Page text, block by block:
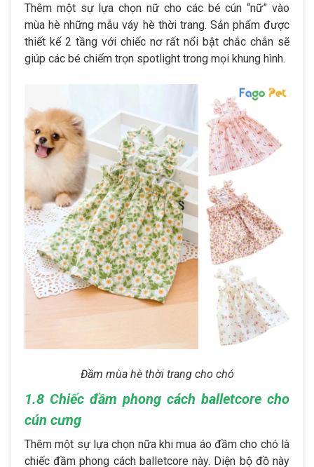
Thêm một sự lựa chọn nữ cho các bé cún “nữ” vào
mùa hè những mẫu váy hè thời trang. Sản phẩm được
thiết kế 2 tầng với chiếc nơ rất nổi bật chắc chắn sẽ
giúp các bé chiếm trọn spotlight trong mọi khung hình.
Đầm mùa hè thời trang cho chó
1.8 Chiếc đầm phong cách balletcore cho
cún cưng
Thêm một sự lựa chọn nữa khi mua áo đầm cho chó là
chiếc đầm phong cách balletcore này. Diện bộ đồ này